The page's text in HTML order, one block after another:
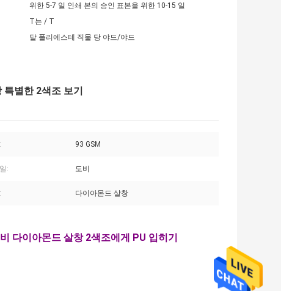
위한 5-7 일 인쇄 본의 승인 표본을 위한 10-15 일
T는 / T
달 폴리에스테 직물 당 야드/야드
별한 2색조 보기
93 GSM
: 도비
다이아몬드 살창
다이아몬드 살창 2색조에게 PU 입히기